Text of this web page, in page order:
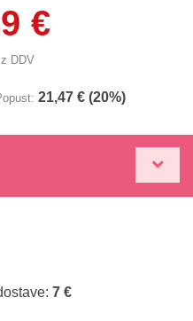
€
DDV
21,47 € (20%)
7 €